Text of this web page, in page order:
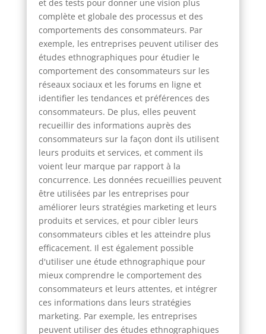
et des tests pour donner une vision plus
complète et globale des processus et des
comportements des consommateurs. Par
exemple, les entreprises peuvent utiliser des
études ethnographiques pour étudier le
comportement des consommateurs sur les
réseaux sociaux et les forums en ligne et
identifier les tendances et préférences des
consommateurs. De plus, elles peuvent
recueillir des informations auprès des
consommateurs sur la façon dont ils utilisent
leurs produits et services, et comment ils
voient leur marque par rapport à la
concurrence. Les données recueillies peuvent
être utilisées par les entreprises pour
améliorer leurs stratégies marketing et leurs
produits et services, et pour cibler leurs
consommateurs cibles et les atteindre plus
efficacement. Il est également possible
d'utiliser une étude ethnographique pour
mieux comprendre le comportement des
consommateurs et leurs attentes, et intégrer
ces informations dans leurs stratégies
marketing. Par exemple, les entreprises
peuvent utiliser des études ethnographiques